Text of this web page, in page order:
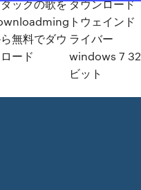
ックの歌を
無料でダウ
ード
ダウンロード
トウェインド
ライバー
windows 7 32
ビット